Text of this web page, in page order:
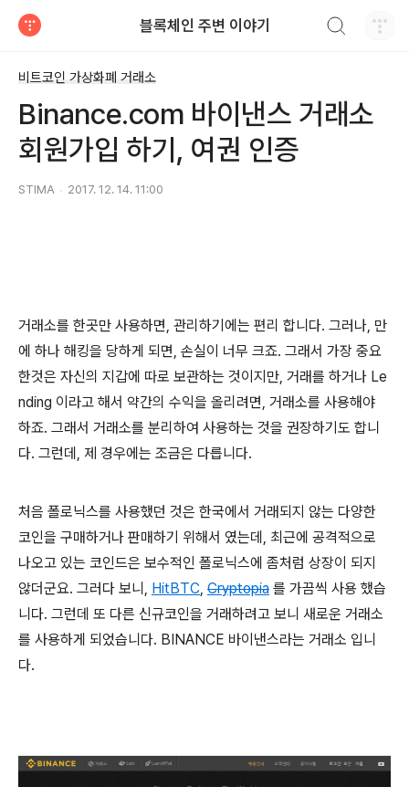
블록체인 주변 이야기
비트코인 가상화폐 거래소
Binance.com 바이낸스 거래소
회원가입 하기, 여권 인증
STIMA 2017. 12. 14. 11:00
거래소를 한곳만 사용하면, 관리하기에는 편리 합니다. 그러나, 만
에 하나 해킹을 당하게 되면, 손실이 너무 크죠. 그래서 가장 중요
한것은 자신의 지갑에 따로 보관하는 것이지만, 거래를 하거나 Le
nding 이라고 해서 약간의 수익을 올리려면, 거래소를 사용해야
하죠. 그래서 거래소를 분리하여 사용하는 것을 권장하기도 합니
다. 그런데, 제 경우에는 조금은 다릅니다.
처음 폴로닉스를 사용했던 것은 한국에서 거래되지 않는 다양한
코인을 구매하거나 판매하기 위해서 였는데, 최근에 공격적으로
나오고 있는 코인드은 보수적인 폴로닉스에 좀처럼 상장이 되지
않더군요. 그러다 보니, HitBTC, Cryptopia 를 가끔씩 사용 했습
니다. 그런데 또 다른 신규코인을 거래하려고 보니 새로운 거래소
를 사용하게 되었습니다. BINANCE 바이낸스라는 거래소 입니
다.